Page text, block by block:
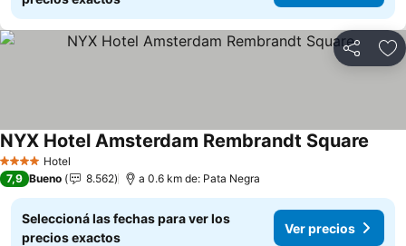
Compartir
4 EstrellasHotel
NYX Hotel Amsterdam Rembrandt Square
7,9 Bueno 8.562 a 0.6 km de: Pata Negra
Seleccioná las fechas para ver los
precios exactos
Ver precios